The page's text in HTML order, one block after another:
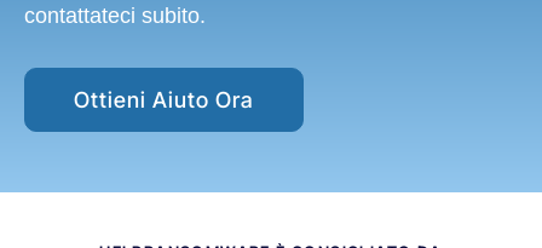
contattateci subito.
Ottieni Aiuto Ora